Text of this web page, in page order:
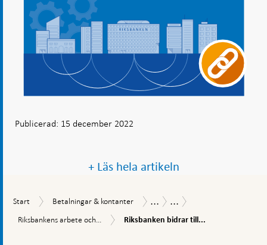
Publicerad: 15 december 2022
+ Läs hela artikeln
Start
Start
Betalningar
kontanter
Betalningar & kontanter Betalningsrapport
...
Betalningsrapport
...
Riksbankens
Riksbankens arbete och...
Riksbanken
Riksbanken bidrar till...